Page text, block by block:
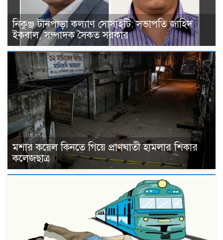
নিকুঞ্জ টানপাড়া কল্যাণ সোসাইটি: সভাপতি জাহিদ
ইকবাল, সম্পাদক সৈকত সরকার
মশার কয়েল কিনতে গিয়ে প্রাণঘাতী হামলার শিকার
কলেজছাত্র